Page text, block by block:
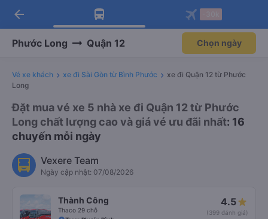
Tải app Vexere ngay!
Nhận ưu đãi thành viên độc
Mở app
Tải app Vexere
-30k/ghế khi đặt vé máy bay qua
Mở app
arrow_back
Phước Long Quận 12 Chọn ngày
Vé xe khách xe đi Sài Gòn từ Bình Phước
xe đi Quận 12 từ Phước
Long
Đặt mua vé xe 5 nhà xe đi Quận 12 từ Phước
Long chất lượng cao và giá vé ưu đãi nhất: 16
chuyến mỗi ngày
Vexere Team
Ngày cập nhật: 07/08/2026
Thành Công
Thaco 29 chỗ
4.5
(399 đánh giá)